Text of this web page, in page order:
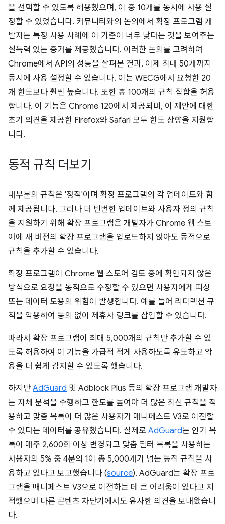
을 선택할 수 있도록 허용했으며, 이 중 10개를 동시에 사용 설
정할 수 있었습니다. 커뮤니티와의 논의에서 확장 프로그램 개
발자는 특정 사용 사례에 이 기준이 너무 낮다는 것을 보여주는
설득력 있는 증거를 제공했습니다. 이러한 논의를 고려하여
Chrome에서 API의 성능을 살펴본 결과, 이제 최대 50개까지
동시에 사용 설정할 수 있습니다. 이는 WECG에서 요청한 20
개 한도보다 훨씬 높습니다. 또한 총 100개의 규칙 집합을 허용
합니다. 이 기능은 Chrome 120에서 제공되며, 이 제안에 대한
초기 의견을 제공한 Firefox와 Safari 모두 한도 상향을 지원합
니다.
동적 규칙 더보기
대부분의 규칙은 '정적'이며 확장 프로그램의 각 업데이트와 함
께 제공됩니다. 그러나 더 빈번한 업데이트와 사용자 정의 규칙
을 지원하기 위해 확장 프로그램은 개발자가 Chrome 웹 스토
어에 새 버전의 확장 프로그램을 업로드하지 않아도 동적으로
규칙을 추가할 수 있습니다.
확장 프로그램이 Chrome 웹 스토어 검토 중에 확인되지 않은
방식으로 요청을 동적으로 수정할 수 있으면 사용자에게 피싱
또는 데이터 도용의 위험이 발생합니다. 예를 들어 리디렉션 규
칙을 악용하여 동의 없이 제휴사 링크를 삽입할 수 있습니다.
따라서 확장 프로그램이 최대 5,000개의 규칙만 추가할 수 있
도록 허용하여 이 기능을 가급적 적게 사용하도록 유도하고 악
용을 더 쉽게 감지할 수 있도록 했습니다.
하지만 AdGuard 및 Adblock Plus 등의 확장 프로그램 개발자
는 자체 분석을 수행하고 한도를 높여야 더 많은 최신 규칙을 적
용하고 맞춤 목록이 더 많은 사용자가 매니페스트 V3로 이전할
수 있다는 데이터를 공유했습니다. 실제로 AdGuard는 인기 목
록이 매주 2,600회 이상 변경되고 맞춤 필터 목록을 사용하는
사용자의 5% 중 4분의 1이 총 5,000개가 넘는 동적 규칙을 사
용하고 있다고 보고했습니다 (source). AdGuard는 확장 프로
그램을 매니페스트 V3으로 이전하는 데 큰 어려움이 있다고 지
적했으며 다른 콘텐츠 차단기에서도 유사한 의견을 보내왔습니
다.